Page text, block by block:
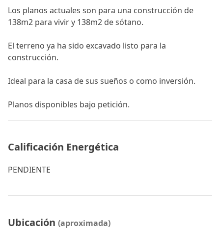
Los planos actuales son para una construcción de
138m2 para ‌vivir ‌y ‌138m2 ‌de ‌sótano.
El terreno ‌ya ‌ha sido ‌excavado ‌listo para la
‌construcción. ‌
Ideal ‌para la casa de sus sueños ‌o ‌como ‌inversión. ‌
Planos ‌disponibles ‌bajo ‌petición.
Calificación Energética
PENDIENTE
Ubicación (aproximada)